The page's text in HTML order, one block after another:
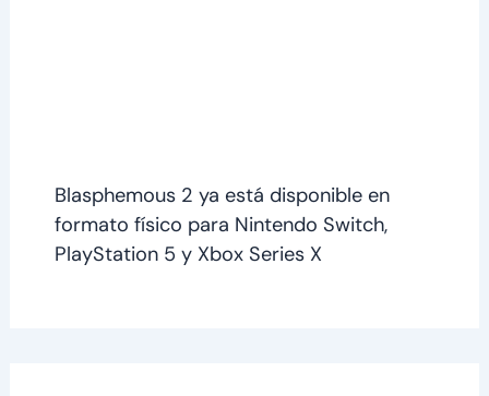
Blasphemous 2 ya está disponible en
formato físico para Nintendo Switch,
PlayStation 5 y Xbox Series X